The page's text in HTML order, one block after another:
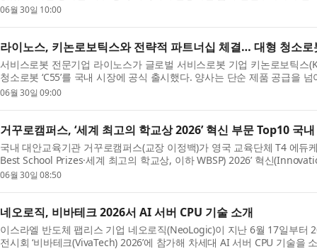
자 역...
06월 30일 10:00
라이노스, 키논로보틱스와 전략적 파트너십 체결… 대형 청소로
서비스로봇 전문기업 라이노스가 글로벌 서비스로봇 기업 키논로보틱스
청소로봇 ‘C55’를 국내 시장에 공식 출시했다. 양사는 단순 제품 공급을
반...
06월 30일 09:00
거꾸로캠퍼스, ‘세계 최고의 학교상 2026’ 혁신 부문 Top10 국
국내 대안교육기관 거꾸로캠퍼스(교장 이정백)가 영국 교육단체 T4 에듀
Best School Prizes·세계 최고의 학교상, 이하 WBSP) 2026’ 혁신
부문...
06월 30일 08:50
네오로직, 비바테크 2026서 AI 서버 CPU 기술 소개
이스라엘 반도체 팹리스 기업 네오로직(NeoLogic)이 지난 6월 17일부터
전시회 ‘비바테크(VivaTech) 2026’에 참가해 차세대 AI 서버 CPU 기술